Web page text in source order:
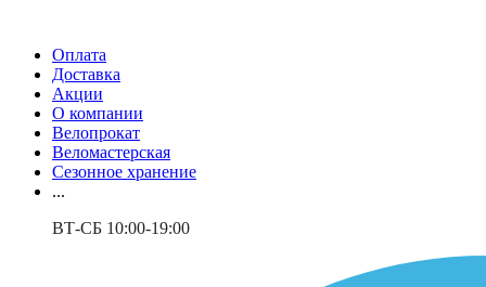
Оплата
Доставка
Акции
О компании
Велопрокат
Веломастерская
Сезонное хранение
...
ВТ-СБ 10:00-19:00